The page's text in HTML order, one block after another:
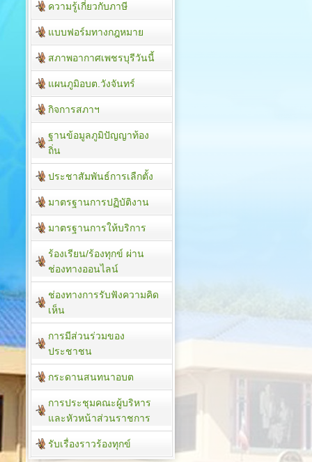
ความรู้เกี่ยวกับภาษี
แบบฟอร์มทางกฎหมาย
สภาพอากาศเพชรบุรีวันนี้
แผนภูมิอบต.วังจันทร์
กิจการสภาฯ
ฐานข้อมูลภูมิปัญญาท้อง
ถิ่น
ประชาสัมพันธ์การเลืกตั้ง
มาตรฐานการปฏิบัติงาน
มาตรฐานการให้บริการ
ร้องเรียน/ร้องทุกข์ ผ่าน
ช่องทางออนไลน์
ช่องทางการรับฟังความคิด
เห็น
การมีส่วนร่วมของ
ประชาชน
กระดานสนทนาอบต
การประชุมคณะผู้บริหาร
และหัวหน้าส่วนราชการ
รับเรื่องราวร้องทุกข์